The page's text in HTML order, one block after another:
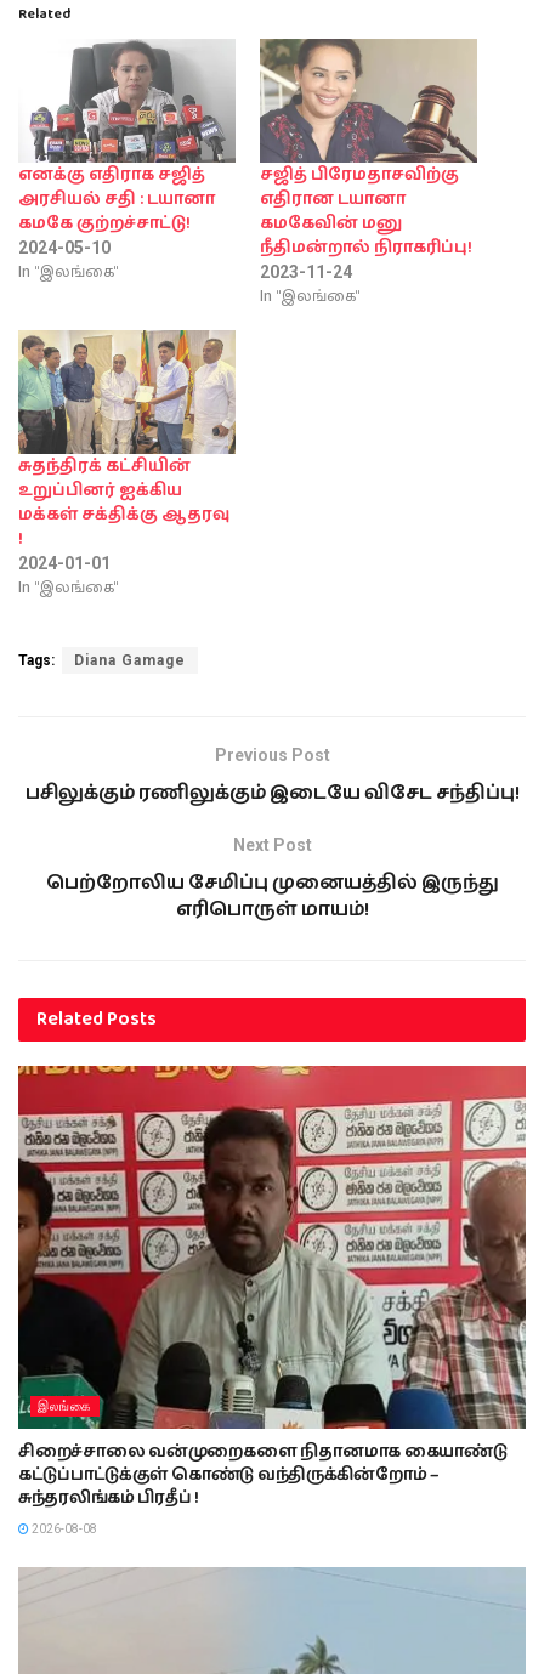
Related
எனக்கு எதிராக சஜித்
அரசியல் சதி : டயானா
கமகே குற்றச்சாட்டு!
2024-05-10
In "இலங்கை"
சஜித் பிரேமதாசவிற்கு
எதிரான டயானா
கமகேவின் மனு
நீதிமன்றால் நிராகரிப்பு!
2023-11-24
In "இலங்கை"
சுதந்திரக் கட்சியின்
உறுப்பினர் ஐக்கிய
மக்கள் சக்திக்கு ஆதரவு
!
2024-01-01
In "இலங்கை"
Tags: Diana Gamage
Previous Post
பசிலுக்கும் ரணிலுக்கும் இடையே விசேட சந்திப்பு!
Next Post
பெற்றோலிய சேமிப்பு முனையத்தில் இருந்து
எரிபொருள் மாயம்!
RelatedPosts
இலங்கை
சிறைச்சாலை வன்முறைகளை நிதானமாக கையாண்டு
கட்டுப்பாட்டுக்குள் கொண்டு வந்திருக்கின்றோம் –
சுந்தரலிங்கம் பிரதீப் !
2026-08-08